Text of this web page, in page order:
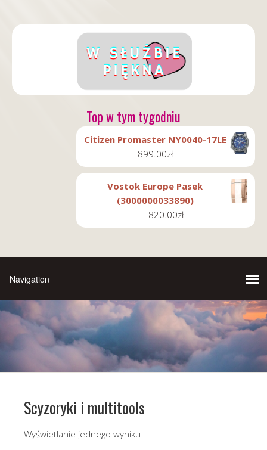
Top w tym tygodniu
Citizen Promaster NY0040-17LE
899.00zł
Vostok Europe Pasek
(3000000033890)
820.00zł
Scyzoryki i multitools
Wyświetlanie jednego wyniku